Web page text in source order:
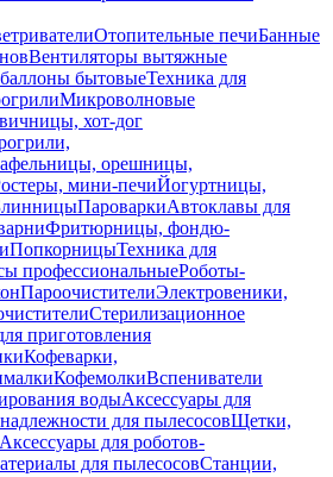
Отопительные печиБанные
Вентиляторы вытяжные
бытовыеТехника для
Микроволновые
хот-дог
орешницы,
мини-печиЙогуртницы,
ПароваркиАвтоклавы для
Фритюрницы, фондю-
ПопкорницыТехника для
профессиональныеРоботы-
ПароочистителиЭлектровеники,
Стерилизационное
приготовления
Кофеварки,
КофемолкиВспениватели
водыАксессуары для
для пылесосовЩетки,
Аксессуары для роботов-
для пылесосовСтанции,